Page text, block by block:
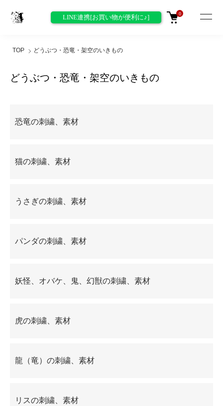
LINE連携[お買い物が便利に♪] 0
TOP どうぶつ・恐竜・架空のいきもの
どうぶつ・恐竜・架空のいきもの
恐竜の刺繍、素材
猫の刺繍、素材
うさぎの刺繍、素材
パンダの刺繍、素材
妖怪、オバケ、鬼、幻獣の刺繍、素材
虎の刺繍、素材
龍（竜）の刺繍、素材
リスの刺繍、素材